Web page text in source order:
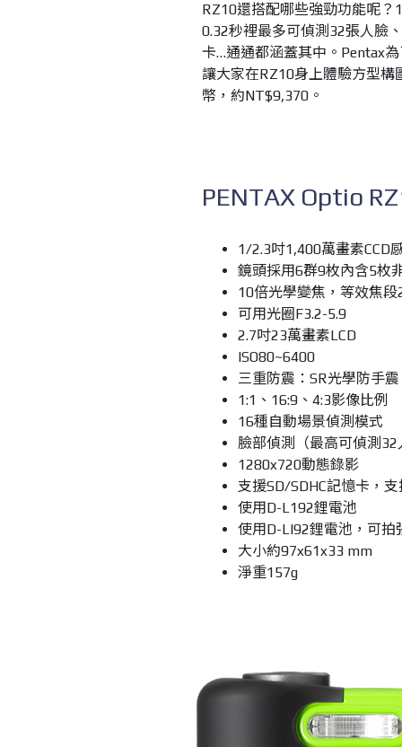
RZ10還搭配哪些強勁功能呢
0.32秒裡最多可偵測32張人臉
卡…通通都涵蓋其中。Pentax
讓大家在RZ10身上體驗方型
幣，約NT$9,370。
PENTAX Optio
1/2.3吋1,400萬畫素CCD
鏡頭採用6群9枚內含5枚
10倍光學變焦，等效焦
可用光圈F3.2-5.9
2.7吋23萬畫素LCD
ISO80~6400
三重防震：SR光學防手
1:1、16:9、4:3影像比例
16種自動場景偵測模式
臉部偵測（最高可偵測
1280x720動態錄影
支援SD/SDHC記憶卡，
使用D-L192鋰電池
使用D-LI92鋰電池，可拍
大小約97x61x33 mm
淨重157g